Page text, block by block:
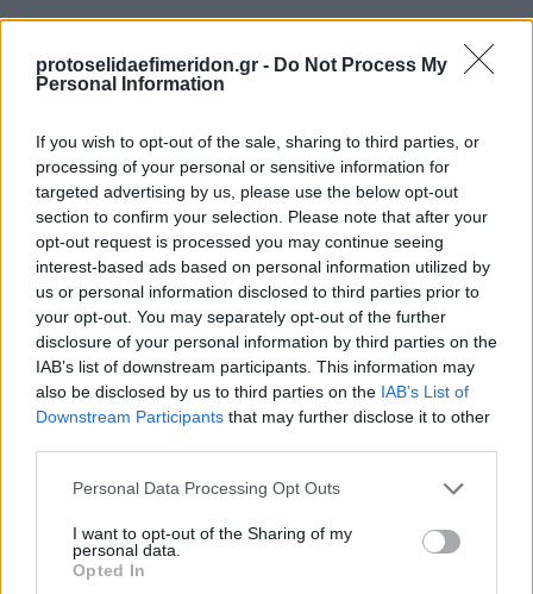
protoselidaefimeridon.gr - Do Not Process My
Personal Information
If you wish to opt-out of the sale, sharing to third parties, or
processing of your personal or sensitive information for
targeted advertising by us, please use the below opt-out
section to confirm your selection. Please note that after your
opt-out request is processed you may continue seeing
interest-based ads based on personal information utilized by
us or personal information disclosed to third parties prior to
your opt-out. You may separately opt-out of the further
disclosure of your personal information by third parties on the
IAB’s list of downstream participants. This information may
also be disclosed by us to third parties on the IAB’s List of
Downstream Participants that may further disclose it to other
Please note that this website/app uses one or more Google
not limited to your visit or usage behaviour. You may click to
grant or deny consent to Google and its third-party tags to
use your data for below specified purposes in below Google
Personal Data Processing Opt Outs
I want to opt-out of the Sharing of my
personal data.
Opted In
Προηγούμενη
Ελεύθερη Ώρα
Επόμενη
Today Free Press